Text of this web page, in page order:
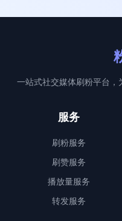
一站式社交媒体刷粉平台，
服务
刷粉服务
刷赞服务
播放量服务
转发服务